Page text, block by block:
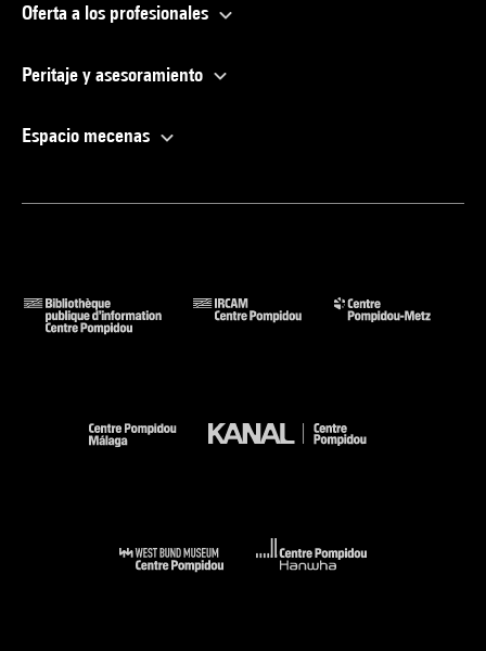
Oferta a los profesionales
Peritaje y asesoramiento
Espacio mecenas